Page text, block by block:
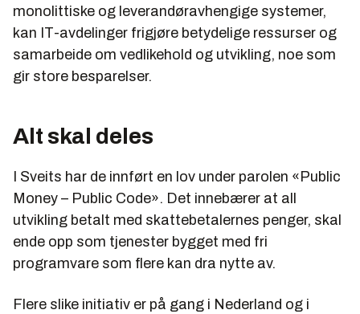
monolittiske og leverandøravhengige systemer,
kan IT-avdelinger frigjøre betydelige ressurser og
samarbeide om vedlikehold og utvikling, noe som
gir store besparelser.
Alt skal deles
I Sveits har de innført en lov under parolen «Public
Money – Public Code». Det innebærer at all
utvikling betalt med skattebetalernes penger, skal
ende opp som tjenester bygget med fri
programvare som flere kan dra nytte av.
Flere slike initiativ er på gang i Nederland og i